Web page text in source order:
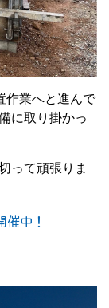
作業へと進んで
に取り掛かっ
って頑張りま
催中！